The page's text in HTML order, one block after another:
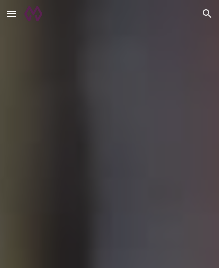
Skip to main content Skip to navigation